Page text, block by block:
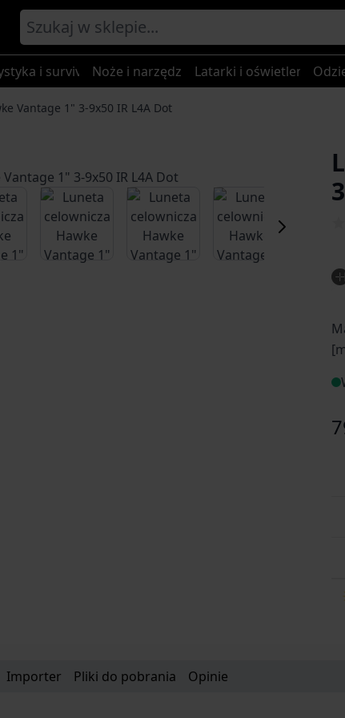
i survival Noże i narzędzia Latarki i oświetlenie
Vantage 1" 3-9x50 IR L4A Dot
larger imageView larger imageView larger imageView larger
Importer Pliki do pobrania Opinie